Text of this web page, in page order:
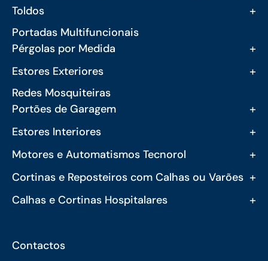
Toldos +
Portadas Multifuncionais
Pérgolas por Medida
+
Estores Exteriores +
Redes Mosquiteiras
Portões de Garagem
+
Estores Interiores +
Motores e Automatismos Tecnorol +
Cortinas e Reposteiros com Calhas ou Varões +
Calhas e Cortinas Hospitalares +
Contactos